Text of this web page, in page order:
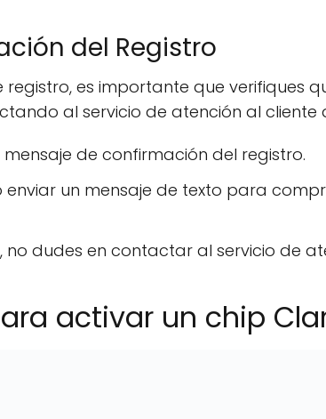
del Registro
es importante que verifiques
al servicio de atención al
de confirmación del registro.
un mensaje de texto para
no dudes en contactar al servicio de
activar un chip